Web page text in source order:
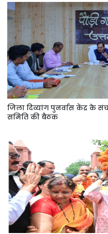
जिला दिव्यांग पुनर्वास केंद्र के
समिति की बैठक